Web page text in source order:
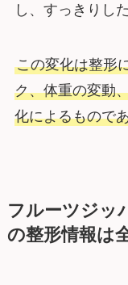
し、すっきりし
この変化は整形
ク、体重の変動
化によるもので
フルーツジッ
の整形情報は